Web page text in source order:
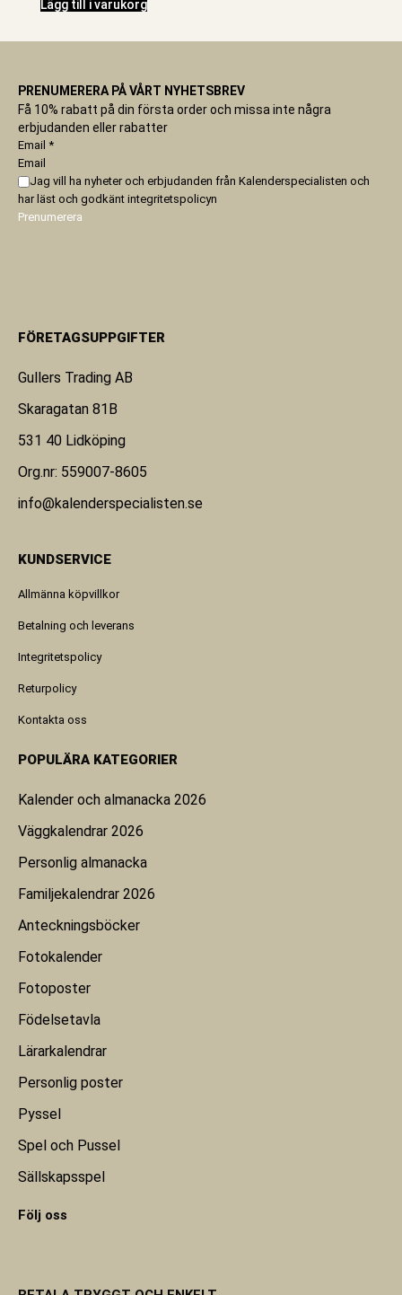
Lägg till i varukorg
PRENUMERERA PÅ VÅRT NYHETSBREV
Få 10% rabatt på din första order och missa inte några
erbjudanden eller rabatter
Email *
Email
Jag vill ha nyheter och erbjudanden från Kalenderspecialisten och
har läst och godkänt integritetspolicyn
Prenumerera
FÖRETAGSUPPGIFTER
Gullers Trading AB
Skaragatan 81B
531 40 Lidköping
Org.nr: 559007-8605
info@kalenderspecialisten.se
KUNDSERVICE
Allmänna köpvillkor
Betalning och leverans
Integritetspolicy
Returpolicy
Kontakta oss
POPULÄRA KATEGORIER
Kalender och almanacka 2026
Väggkalendrar 2026
Personlig almanacka
Familjekalendrar 2026
Anteckningsböcker
Fotokalender
Fotoposter
Födelsetavla
Lärarkalendrar
Personlig poster
Pyssel
Spel och Pussel
Sällskapsspel
Följ oss